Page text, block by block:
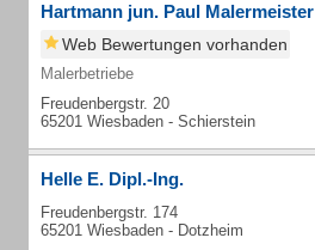
Hartmann jun. Paul Malermeister
Web Bewertungen vorhanden
Malerbetriebe
Freudenbergstr. 20
65201 Wiesbaden - Schierstein
Helle E. Dipl.-Ing.
Freudenbergstr. 174
65201 Wiesbaden - Dotzheim